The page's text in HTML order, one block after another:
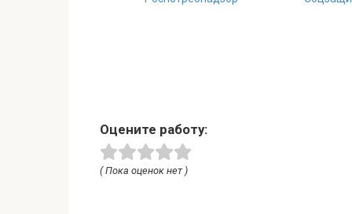
Оцените работу:
( Пока оценок нет )